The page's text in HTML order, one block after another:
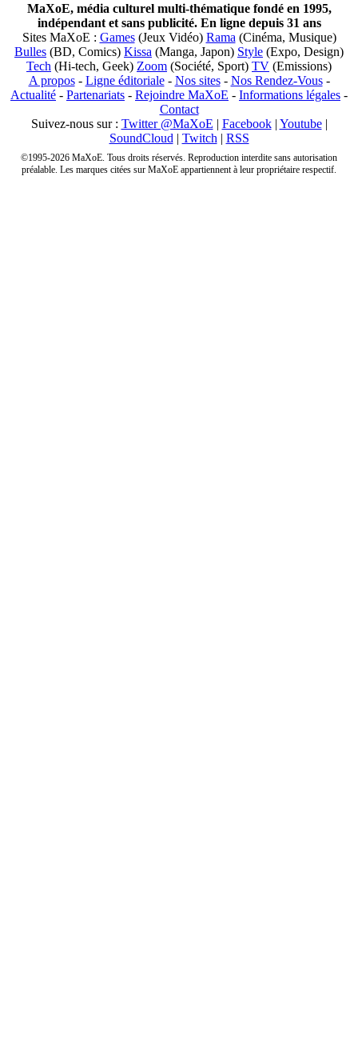
MaXoE, média culturel multi-thématique fondé en 1995,
indépendant et sans publicité. En ligne depuis 31 ans
Sites MaXoE : Games(Jeux Vidéo) Rama (Cinéma, Musique)
Bulles (BD, Comics) Kissa (Manga, Japon) Style (Expo, Design)
Tech (Hi-tech, Geek) Zoom (Société, Sport) TV (Emissions)
A propos- Ligne éditoriale- Nos sites- Nos Rendez-Vous-
Actualité - Partenariats - Rejoindre MaXoE - Informations légales -
Contact
Suivez-nous sur : Twitter @MaXoE | Facebook| Youtube|
SoundCloud | Twitch | RSS
©1995-2026 MaXoE. Tous droits réservés. Reproduction interdite sans autorisation
préalable. Les marques citées sur MaXoE appartiennent à leur propriétaire respectif.